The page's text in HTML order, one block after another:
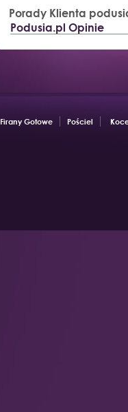
Porady Klienta
Podusia.pl Opinie
Firany Gotowe Pościel